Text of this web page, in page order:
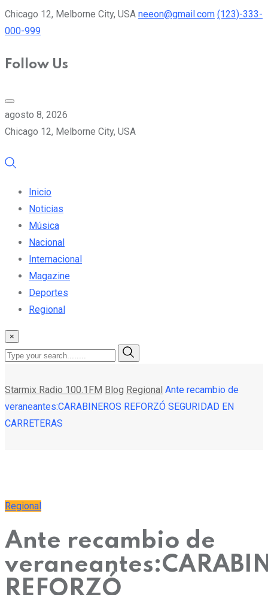
Chicago 12, Melborne City, USA neeon@gmail.com (123)-333-
000-999
Follow Us
agosto 8, 2026
Chicago 12, Melborne City, USA
Inicio
Noticias
Música
Nacional
Internacional
Magazine
Deportes
Regional
×
Starmix Radio 100.1FM Blog Regional Ante recambio de
veraneantes:CARABINEROS REFORZÓ SEGURIDAD EN
CARRETERAS
Regional
Ante recambio de
REFORZÓ